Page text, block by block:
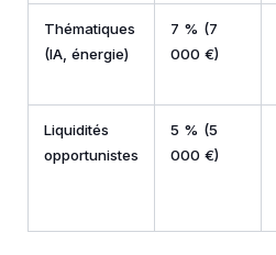
Thématiques
(IA, énergie)
7 % (7
000 €)
Liquidités
opportunistes
5 % (5
000 €)